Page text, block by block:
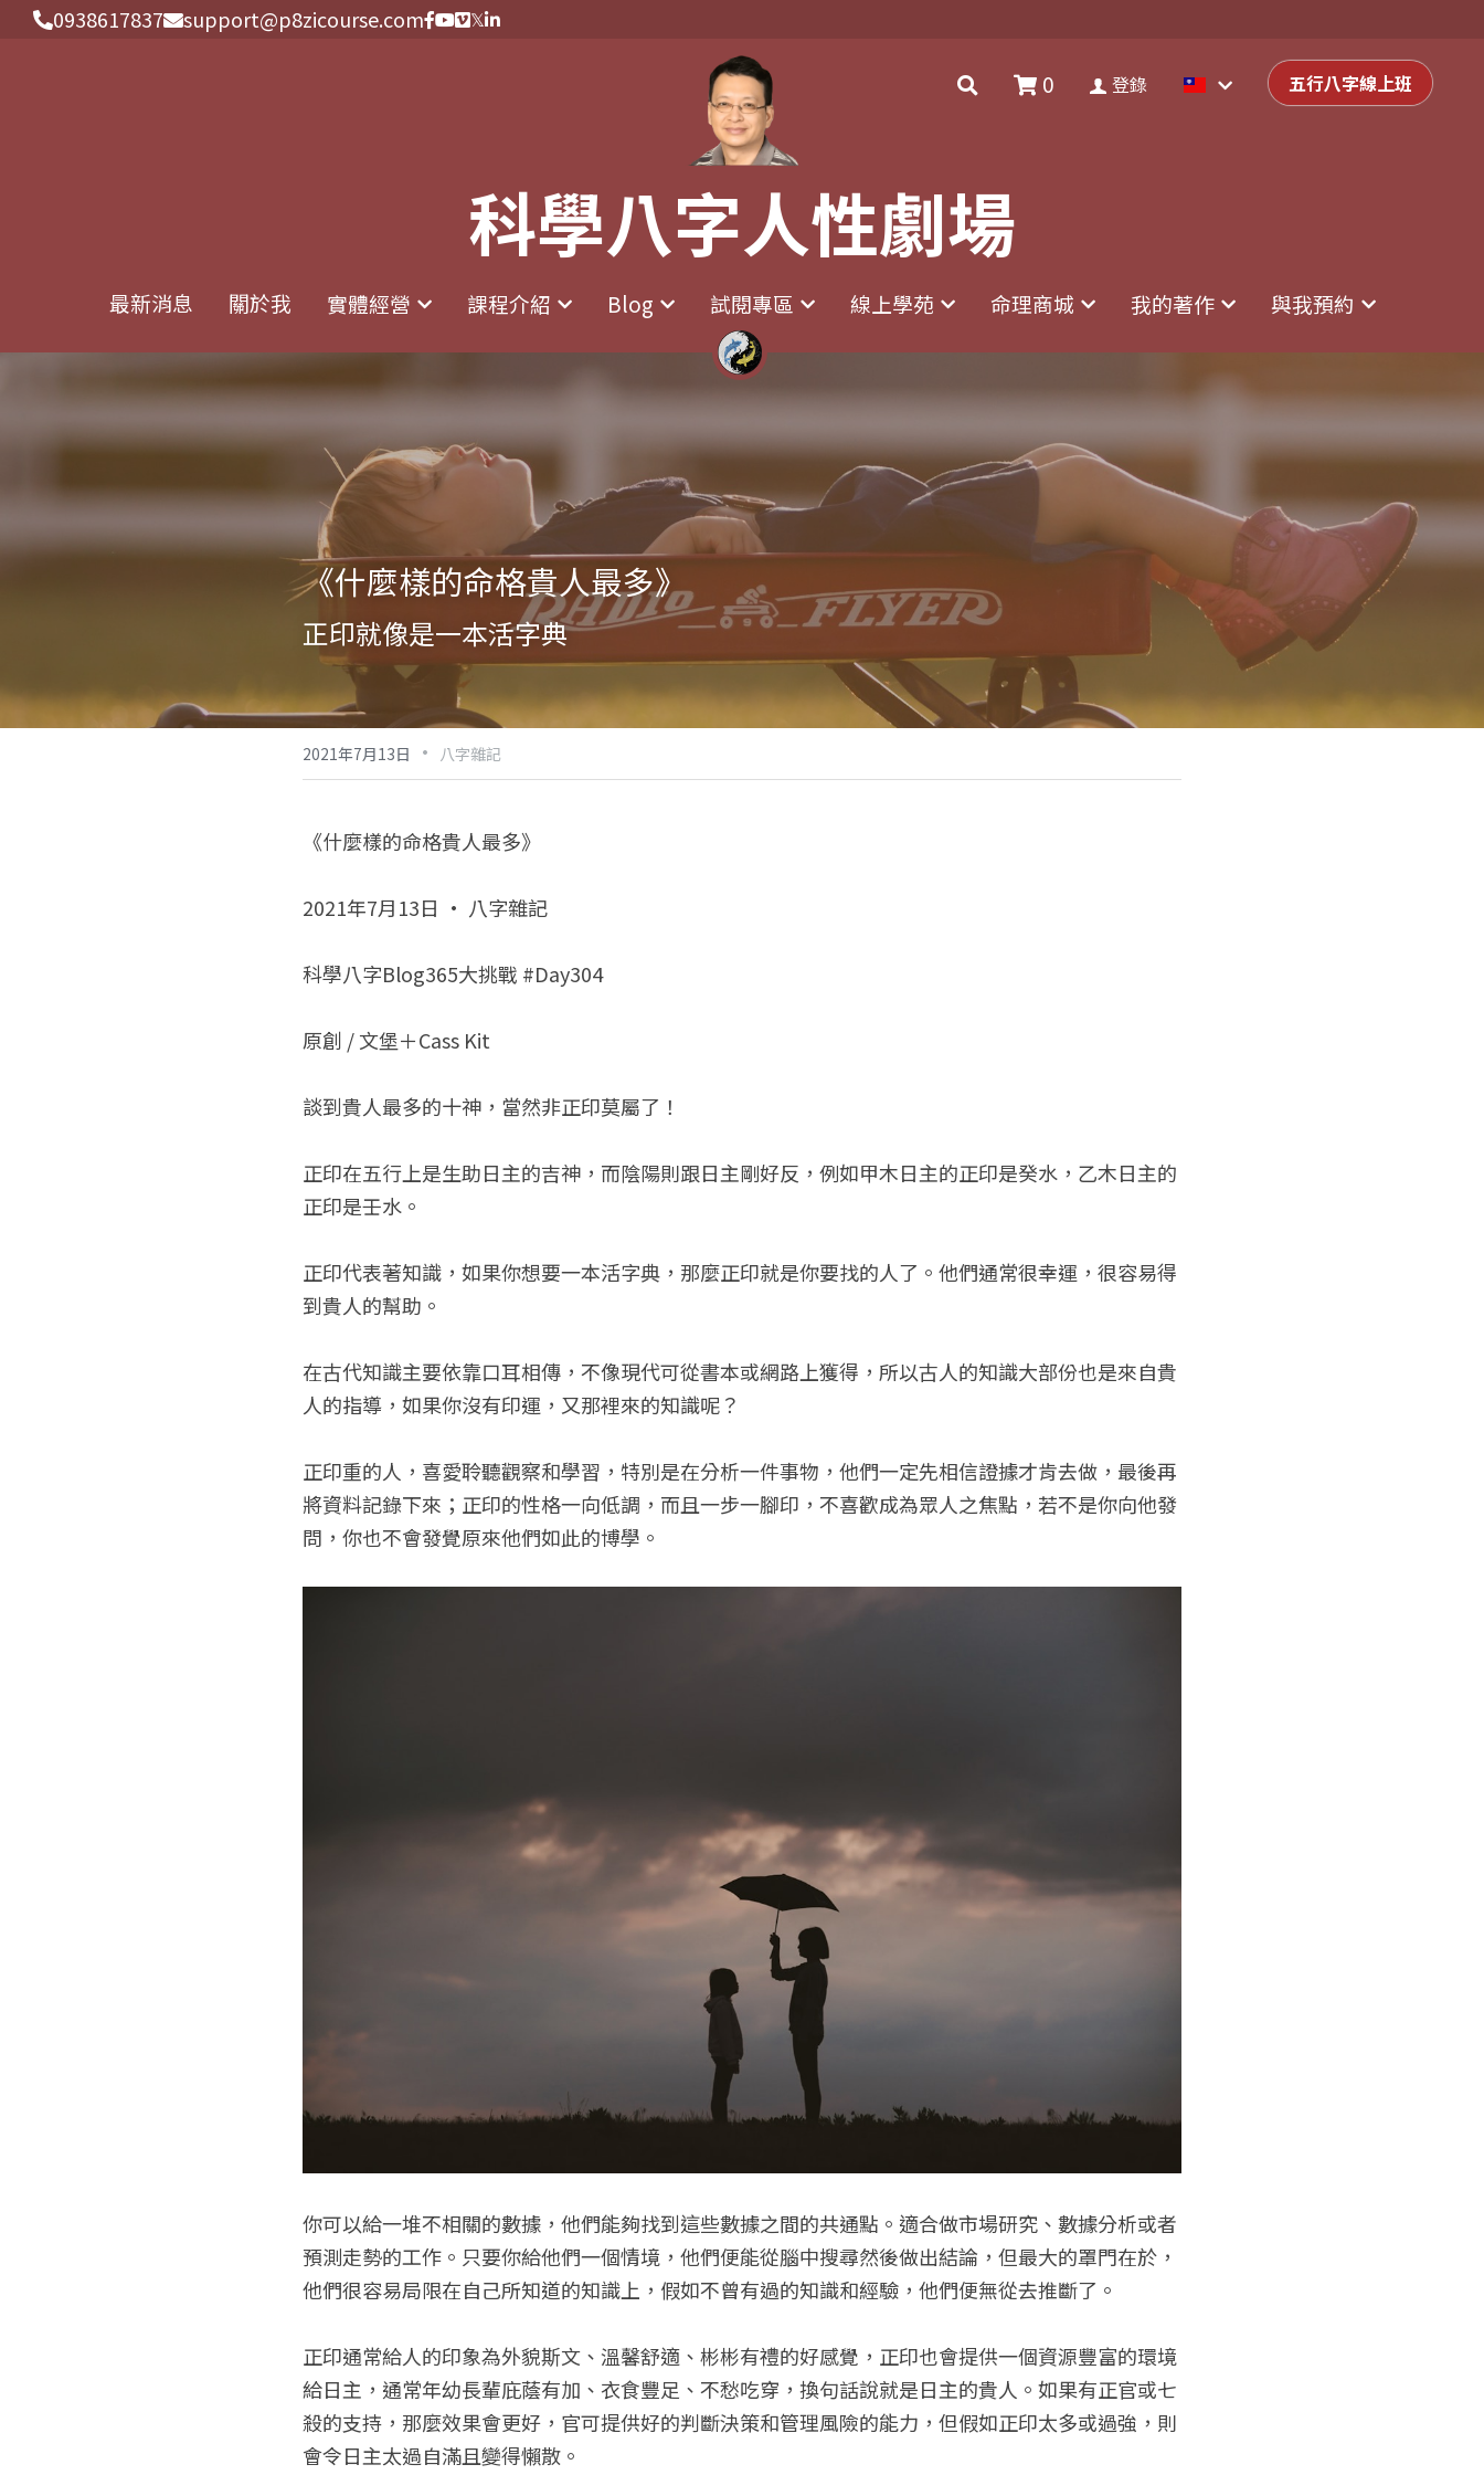
0938617837 support@p8zicourse.com
科學八字人性劇場
最新消息 關於我 實體經營 課程介紹 Blog 試閱專區 線上學苑 命理商城 我的著作 與我預約
0 登錄 五行八字線上班
0938617837 support@p8zicourse.com
科學八字人性劇場
最新消息 關於我 實體經營 課程介紹 Blog 試閱專區 線上學苑 命理商城 我的著作 與我預約
0 登錄 五行八字線上班
《什麼樣的命格貴人最多》
正印就像是一本活字典
2021年7月13日 · 八字雜記
《什麼樣的命格貴人最多》
2021年7月13日 · 八字雜記
科學八字Blog365大挑戰 #Day304
原創 / 文堡＋Cass Kit
談到貴人最多的十神，當然非正印莫屬了！
正印在五行上是生助日主的吉神，而陰陽則跟日主剛好反，例如甲木日主的正印是癸水，乙木日主的
正印是壬水。
正印代表著知識，如果你想要一本活字典，那麼正印就是你要找的人了。他們通常很幸運，很容易得
到貴人的幫助。
在古代知識主要依靠口耳相傳，不像現代可從書本或網路上獲得，所以古人的知識大部份也是來自貴
人的指導，如果你沒有印運，又那裡來的知識呢？
正印重的人，喜愛聆聽觀察和學習，特別是在分析一件事物，他們一定先相信證據才肯去做，最後再
將資料記錄下來；正印的性格一向低調，而且一步一腳印，不喜歡成為眾人之焦點，若不是你向他發
問，你也不會發覺原來他們如此的博學。
你可以給一堆不相關的數據，他們能夠找到這些數據之間的共通點。適合做市場研究、數據分析或者
預測走勢的工作。只要你給他們一個情境，他們便能從腦中搜尋然後做出結論，但最大的罩門在於，
他們很容易局限在自己所知道的知識上，假如不曾有過的知識和經驗，他們便無從去推斷了。
正印通常給人的印象為外貌斯文、溫馨舒適、彬彬有禮的好感覺，正印也會提供一個資源豐富的環境
給日主，通常年幼長輩庇蔭有加、衣食豐足、不愁吃穿，換句話說就是日主的貴人。如果有正官或七
殺的支持，那麼效果會更好，官可提供好的判斷決策和管理風險的能力，但假如正印太多或過強，則
會令日主太過自滿且變得懶散。